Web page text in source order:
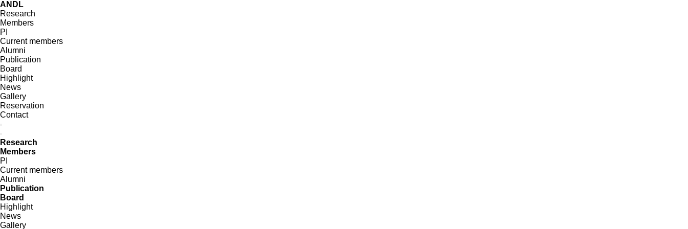
ANDL
Research
Members
PI
Current members
Alumni
Publication
Board
Highlight
News
Gallery
Reservation
Contact
Research
Members
PI
Current members
Alumni
Publication
Board
Highlight
News
Gallery